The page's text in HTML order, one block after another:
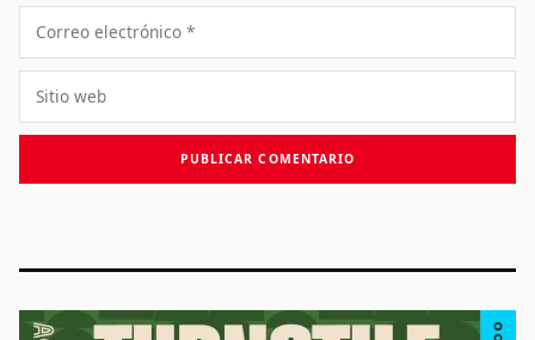
Correo
electrónico
Sitio
web